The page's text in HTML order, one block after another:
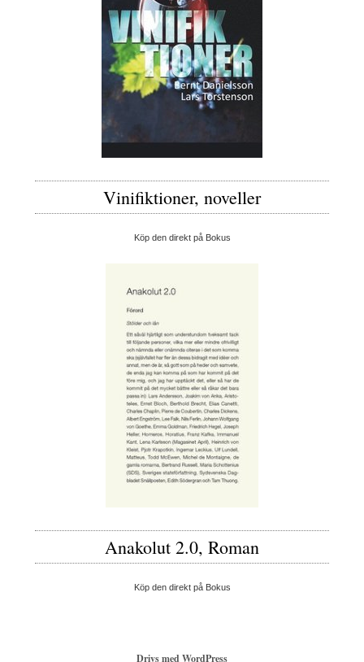
Vinifiktioner, noveller
Köp den direkt på Bokus
Anakolut 2.0, Roman
Köp den direkt på Bokus
Drivs med WordPress